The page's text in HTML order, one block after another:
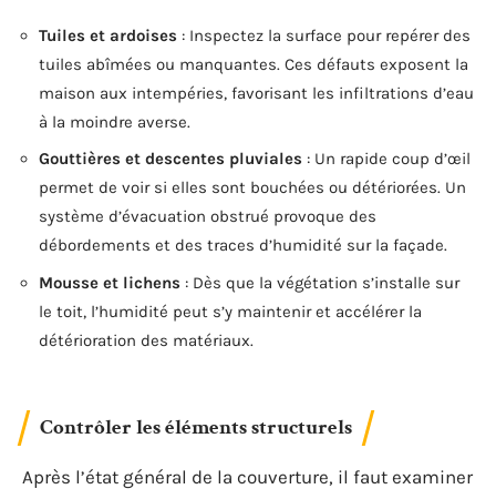
Tuiles et ardoises : Inspectez la surface pour repérer des
tuiles abîmées ou manquantes. Ces défauts exposent la
maison aux intempéries, favorisant les infiltrations d’eau
à la moindre averse.
Gouttières et descentes pluviales : Un rapide coup d’œil
permet de voir si elles sont bouchées ou détériorées. Un
système d’évacuation obstrué provoque des
débordements et des traces d’humidité sur la façade.
Mousse et lichens : Dès que la végétation s’installe sur
le toit, l’humidité peut s’y maintenir et accélérer la
détérioration des matériaux.
Contrôler les éléments structurels
Après l’état général de la couverture, il faut examiner